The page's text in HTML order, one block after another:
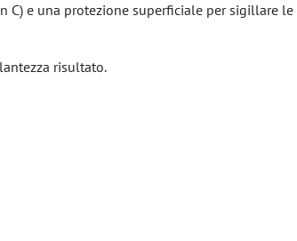
e una protezione superficiale per sigillare
risultato.